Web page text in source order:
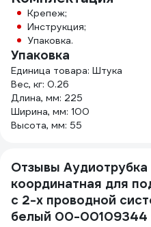
Крепеж;
Инструкция;
Упаковка.
Упаковка
Единица товара: Штука
Вес, кг: 0.26
Длина, мм: 225
Ширина, мм: 100
Высота, мм: 55
Отзывы Аудиотрубка
координатная для
с 2-х проводной
белый 00-00109344